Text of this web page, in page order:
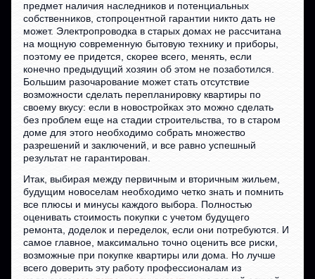
предмет наличия наследников и потенциальных
собственников, стопроцентной гарантии никто дать не
может. Электропроводка в старых домах не рассчитана
на мощную современную бытовую технику и приборы,
поэтому ее придется, скорее всего, менять, если
конечно предыдущий хозяин об этом не позаботился.
Большим разочарование может стать отсутствие
возможности сделать перепланировку квартиры по
своему вкусу: если в новостройках это можно сделать
без проблем еще на стадии строительства, то в старом
доме для этого необходимо собрать множество
разрешений и заключений, и все равно успешный
результат не гарантирован.
Итак, выбирая между первичным и вторичным жильем,
будущим новоселам необходимо четко знать и помнить
все плюсы и минусы каждого выбора. Полностью
оценивать стоимость покупки с учетом будущего
ремонта, доделок и переделок, если они потребуются. И
самое главное, максимально точно оценить все риски,
возможные при покупке квартиры или дома. Но лучше
всего доверить эту работу профессионалам из